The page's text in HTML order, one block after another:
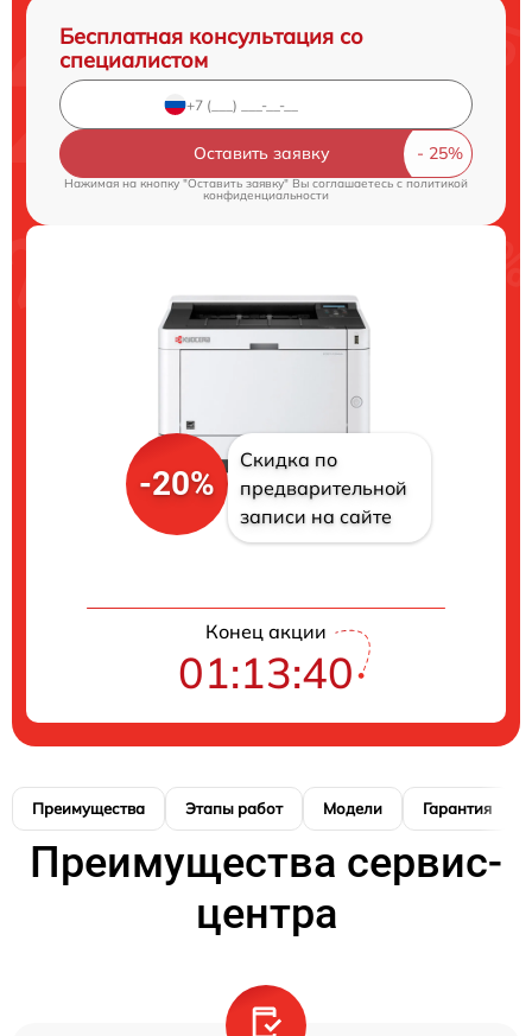
Бесплатная консультация со
специалистом
Оставить заявку
Нажимая на кнопку "Оставить заявку" Вы соглашаетесь cполитикой
конфиденциальности
-20%
Скидка по
предварительной
записи на сайте
Конец акции
01:13:39
Преимущества Этапы работ Модели Гарантия
Преимущества сервис-
центра